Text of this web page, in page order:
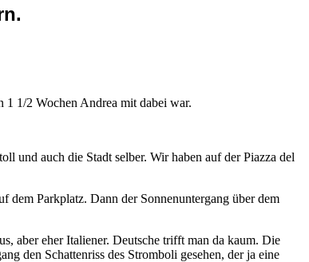
1 1/2 Wochen Andrea mit dabei war.
und auch die Stadt selber. Wir haben auf der Piazza del
Parkplatz. Dann der Sonnenuntergang über dem
aber eher Italiener. Deutsche trifft man da kaum. Die
den Schattenriss des Stromboli gesehen, der ja eine